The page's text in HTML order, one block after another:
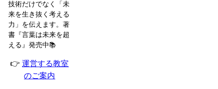
技術だけでなく「未
来を生き抜く考える
力」を伝えます。著
書『言葉は未来を超
える』発売中📚
👉運営する教室
のご案内